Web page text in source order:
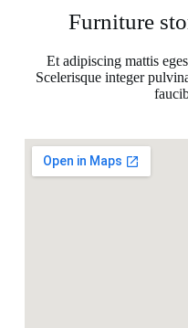
Furniture
Et adipiscing mattis
Scelerisque integer